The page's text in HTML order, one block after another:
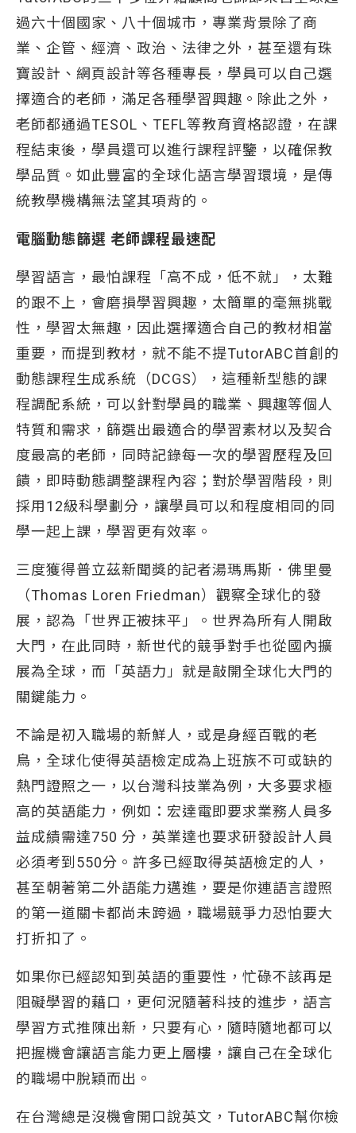
過六十個國家、八十個城市，專業背景除了商
業、企管、經濟、政治、法律之外，甚至還有珠
寶設計、網頁設計等各種專長，學員可以自己選
擇適合的老師，滿足各種學習興趣。除此之外，
老師都通過TESOL、TEFL等教育資格認證，在課
程結束後，學員還可以進行課程評鑒，以確保教
學品質。如此豐富的全球化語言學習環境，是傳
統教學機構無法望其項背的。
電腦動態篩選 老師課程最速配
學習語言，最怕課程「高不成，低不就」，太難
的跟不上，會磨損學習興趣，太簡單的毫無挑戰
性，學習太無趣，因此選擇適合自己的教材相當
重要，而提到教材，就不能不提TutorABC首創的
動態課程生成系統（DCGS），這種新型態的課
程調配系統，可以針對學員的職業、興趣等個人
特質和需求，篩選出最適合的學習素材以及契合
度最高的老師，同時記錄每一次的學習歷程及回
饋，即時動態調整課程內容；對於學習階段，則
採用12級科學劃分，讓學員可以和程度相同的同
學一起上課，學習更有效率。
三度獲得普立茲新聞獎的記者湯瑪馬斯．佛里曼
（Thomas Loren Friedman）觀察全球化的發
展，認為「世界正被抹平」。世界為所有人開啟
大門，在此同時，新世代的競爭對手也從國內擴
展為全球，而「英語力」就是敲開全球化大門的
關鍵能力。
不論是初入職場的新鮮人，或是身經百戰的老
鳥，全球化使得英語檢定成為上班族不可或缺的
熱門證照之一，以台灣科技業為例，大多要求極
高的英語能力，例如：宏達電即要求業務人員多
益成績需達750 分，英業達也要求研發設計人員
必須考到550分。許多已經取得英語檢定的人，
甚至朝著第二外語能力邁進，要是你連語言證照
的第一道關卡都尚未跨過，職場競爭力恐怕要大
打折扣了。
如果你已經認知到英語的重要性，忙碌不該再是
阻礙學習的藉口，更何況隨著科技的進步，語言
學習方式推陳出新，只要有心，隨時隨地都可以
把握機會讓語言能力更上層樓，讓自己在全球化
的職場中脫穎而出。
在台灣總是沒機會開口說英文，TutorABC幫你檢